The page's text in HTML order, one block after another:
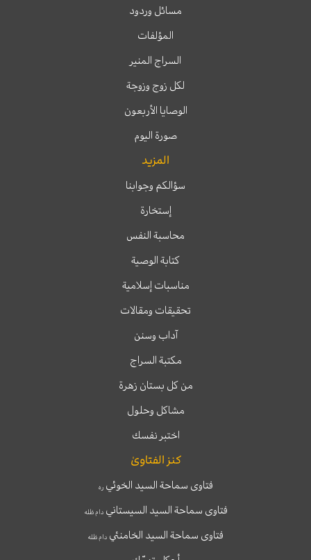
مسائل وردود
المؤلفات
السراج المنير
لكل زوج وزوجة
الوصايا الأربعون
صورة اليوم
المزيد
سؤالكم وجوابنا
إستخارة
محاسبة النفس
كتابة الوصية
مناسبات إسلامية
تحقيقات ومقالات
آداب وسنن
مكتبة السراج
من كل بستان زهرة
مشاكل وحلول
اختبر نفسك
كنز الفتاوىٰ
فتاوى سماحة السيد الخوئيره
فتاوى سماحة السيد السيستانيدام ظله
فتاوى سماحة السيد الخامنئي دام ظله